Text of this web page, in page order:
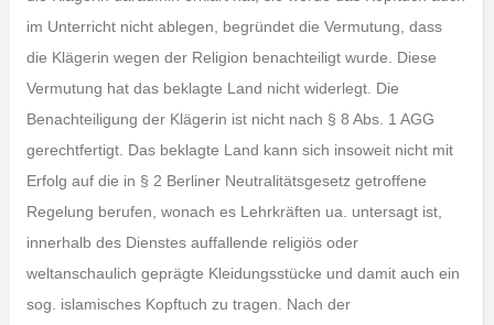
im Unterricht nicht ablegen, begründet die Vermutung, dass
die Klägerin wegen der Religion benachteiligt wurde. Diese
Vermutung hat das beklagte Land nicht widerlegt. Die
Benachteiligung der Klägerin ist nicht nach § 8 Abs. 1 AGG
gerechtfertigt. Das beklagte Land kann sich insoweit nicht mit
Erfolg auf die in § 2 Berliner Neutralitätsgesetz getroffene
Regelung berufen, wonach es Lehrkräften ua. untersagt ist,
innerhalb des Dienstes auffallende religiös oder
weltanschaulich geprägte Kleidungsstücke und damit auch ein
sog. islamisches Kopftuch zu tragen. Nach der